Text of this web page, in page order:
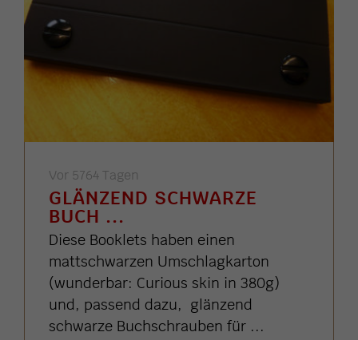
Vor 5764 Tagen
GLÄNZEND SCHWARZE
BUCH ...
Diese Booklets haben einen
mattschwarzen Umschlagkarton
(wunderbar: Curious skin in 380g)
und, passend dazu, glänzend
schwarze Buchschrauben für ...